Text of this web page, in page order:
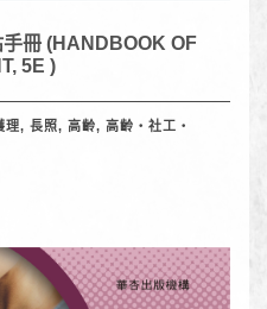
冊 (HANDBOOK OF
5E )
理, 長照, 高齡, 高齡‧社工‧